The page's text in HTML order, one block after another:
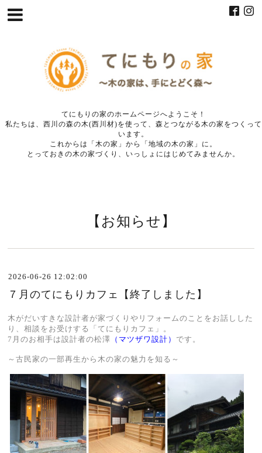
てにもりの家のホームページへようこそ！
私たちは、西川の森の木(西川材)を使って、森とつながる木の家をつくって
います。
これからは「木の家」から「地域の木の家」に。
とっておきの木の家づくり、いっしょにはじめてみませんか。
【お知らせ】
2026-06-26 12:02:00
７月のてにもりカフェ【終了しました】
木がだいすきな設計者が家づくりやリフォームのことをお話しした
り、相談をお受けする「てにもりカフェ」。
7月のお相手は設計者の松澤 （ マツザワ設計 ） です。
～古民家の一部再生から木の家の魅力を知る～